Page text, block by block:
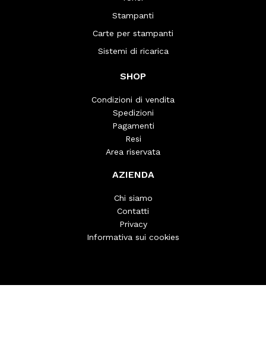
Stampanti
Carte per stampanti
Sistemi di ricarica
SHOP
Condizioni di vendita
Spedizioni
Pagamenti
Resi
Area riservata
AZIENDA
Chi siamo
Contatti
Privacy
Informativa sui cookies